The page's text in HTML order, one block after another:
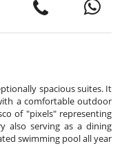
spacious suites. It
a comfortable outdoor
of "pixels" representing
also serving as a dining
swimming pool all year